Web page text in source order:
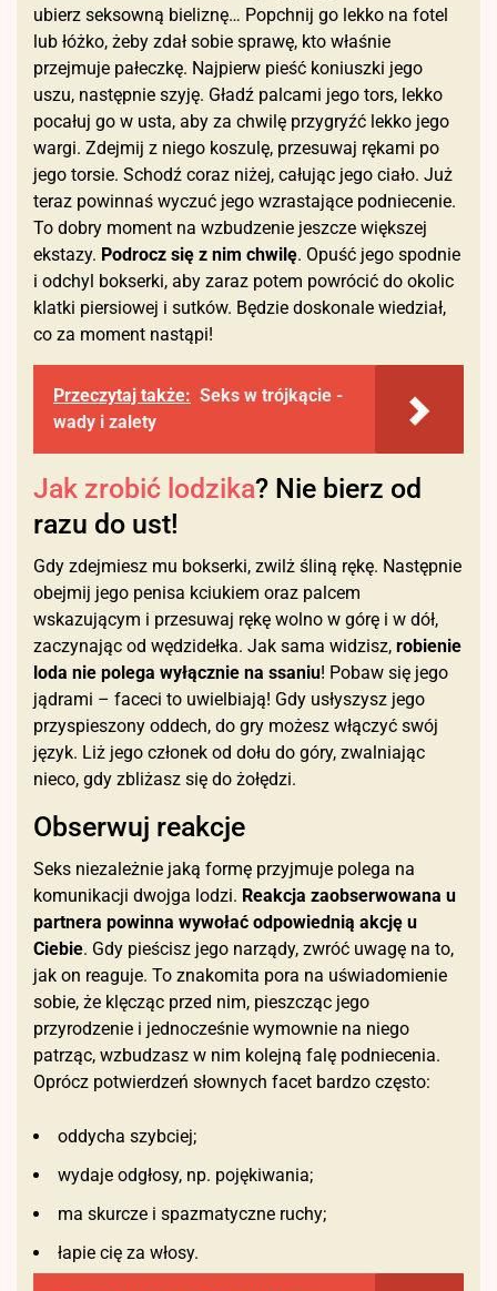
ubierz seksowną bieliznę… Popchnij go lekko na fotel
lub łóżko, żeby zdał sobie sprawę, kto właśnie
przejmuje pałeczkę. Najpierw pieść koniuszki jego
uszu, następnie szyję. Gładź palcami jego tors, lekko
pocałuj go w usta, aby za chwilę przygryźć lekko jego
wargi. Zdejmij z niego koszulę, przesuwaj rękami po
jego torsie. Schodź coraz niżej, całując jego ciało. Już
teraz powinnaś wyczuć jego wzrastające podniecenie.
To dobry moment na wzbudzenie jeszcze większej
ekstazy. Podrocz się z nim chwilę. Opuść jego spodnie
i odchyl bokserki, aby zaraz potem powrócić do okolic
klatki piersiowej i sutków. Będzie doskonale wiedział,
co za moment nastąpi!
Przeczytaj także: Seks w trójkącie -
wady i zalety
Jak zrobić lodzika? Nie bierz od
razu do ust!
Gdy zdejmiesz mu bokserki, zwilż śliną rękę. Następnie
obejmij jego penisa kciukiem oraz palcem
wskazującym i przesuwaj rękę wolno w górę i w dół,
zaczynając od wędzidełka. Jak sama widzisz, robienie
loda nie polega wyłącznie na ssaniu! Pobaw się jego
jądrami – faceci to uwielbiają! Gdy usłyszysz jego
przyspieszony oddech, do gry możesz włączyć swój
język. Liż jego członek od dołu do góry, zwalniając
nieco, gdy zbliżasz się do żołędzi.
Obserwuj reakcje
Seks niezależnie jaką formę przyjmuje polega na
komunikacji dwojga lodzi. Reakcja zaobserwowana u
partnera powinna wywołać odpowiednią akcję u
Ciebie. Gdy pieścisz jego narządy, zwróć uwagę na to,
jak on reaguje. To znakomita pora na uświadomienie
sobie, że klęcząc przed nim, pieszcząc jego
przyrodzenie i jednocześnie wymownie na niego
patrząc, wzbudzasz w nim kolejną falę podniecenia.
Oprócz potwierdzeń słownych facet bardzo często:
oddycha szybciej;
wydaje odgłosy, np. pojękiwania;
ma skurcze i spazmatyczne ruchy;
łapie cię za włosy.